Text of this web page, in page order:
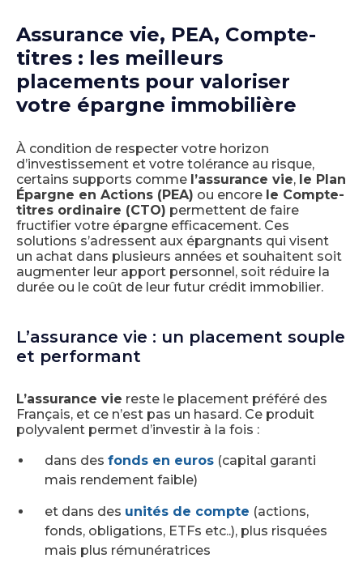
Assurance vie, PEA, Compte-
titres : les meilleurs
placements pour valoriser
votre épargne immobilière
À condition de respecter votre horizon
d’investissement et votre tolérance au risque,
certains supports comme l’assurance vie, le Plan
Épargne en Actions (PEA) ou encore le Compte-
titres ordinaire (CTO) permettent de faire
fructifier votre épargne efficacement. Ces
solutions s’adressent aux épargnants qui visent
un achat dans plusieurs années et souhaitent soit
augmenter leur apport personnel, soit réduire la
durée ou le coût de leur futur crédit immobilier.
L’assurance vie : un placement souple
et performant
L’assurance vie reste le placement préféré des
Français, et ce n’est pas un hasard. Ce produit
polyvalent permet d’investir à la fois :
dans des fonds en euros (capital garanti
mais rendement faible)
et dans des unités de compte (actions,
fonds, obligations, ETFs etc..), plus risquées
mais plus rémunératrices